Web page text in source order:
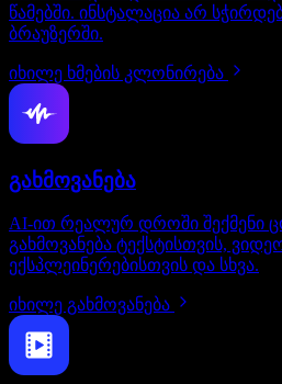
წამებში. ინსტალაცია არ
ბრაუზერში.
იხილე ხმების კლონირება
გახმოვანება
AI-ით რეალურ დროში შექმენი
გახმოვანება ტექსტისთვის,
ექსპლეინერებისთვის და სხვა.
იხილე გახმოვანება